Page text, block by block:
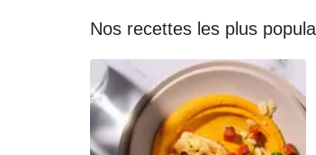
Nos recettes les plus